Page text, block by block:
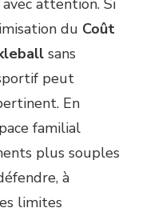
du Coût
sans
peut
En
familial
plus souples
à
limites